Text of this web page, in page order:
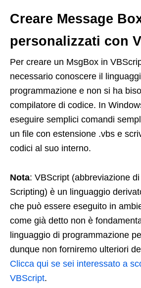
Creare Message
personalizzati con
Per creare un MsgBox in
necessario conoscere il
programmazione e non si ha
compilatore di codice. In
eseguire semplici comandi
un file con estensione .vbs e
codici al suo interno.
Nota: VBScript (abbreviazione
Scripting) è un linguaggio
che può essere eseguito in
come già detto non è
linguaggio di programmazione
dunque non forniremo ulteriori
Clicca qui se sei interessato a
VBScript.